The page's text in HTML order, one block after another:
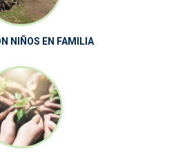
NIÑOS EN FAMILIA